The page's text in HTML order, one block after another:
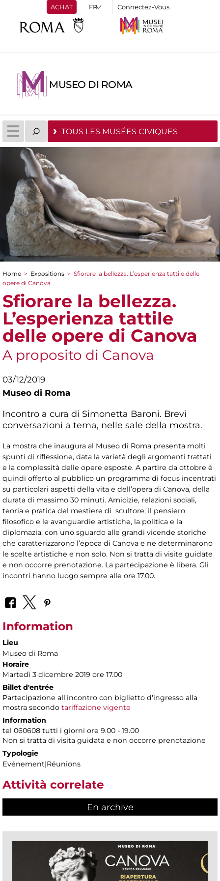
ACHAT Connectez-Vous
MUSEO DI ROMA
TOUS LES MUSÉES CIVIQUES
You are here
Home > Expositions > Sfiorare la bellezza. L’esperienza tattile delle
opere di Canova
Sfiorare la bellezza.
L’esperienza tattile
delle opere di Canova
A proposito di Canova
03/12/2019
Museo di Roma
Incontro a cura di Simonetta Baroni. Brevi
conversazioni a tema, nelle sale della mostra.
La mostra che inaugura al Museo di Roma presenta molti
spunti di riflessione, data la varietà degli argomenti trattati
e la complessità delle opere esposte. A partire da ottobre è
quindi offerto al pubblico un programma di focus incentrati
su particolari aspetti della vita e dell’opera di Canova, della
durata di massimo 30 minuti. Amicizie, relazioni sociali,
teoria e pratica del mestiere di scultore; il pensiero
filosofico e le avanguardie artistiche, la politica e la
diplomazia, con uno sguardo alle grandi vicende storiche
che caratterizzarono l’epoca di Canova e ne determinarono
le scelte artistiche e non solo. Non si tratta di visite guidate
e non occorre prenotazione. La partecipazione è libera. Gli
incontri hanno luogo sempre alle ore 17.00.
Information
Lieu
Museo di Roma
Horaire
Martedì 3 dicembre 2019 ore 17.00
Billet d'entrée
Partecipazione all'incontro con biglietto d'ingresso alla
mostra secondo tariffazione vigente
Information
tel 060608 tutti i giorni ore 9.00 - 19.00
Non si tratta di visita guidata e non occorre prenotazione
Typologie
Evénement|Réunions
Attività correlate
En archive